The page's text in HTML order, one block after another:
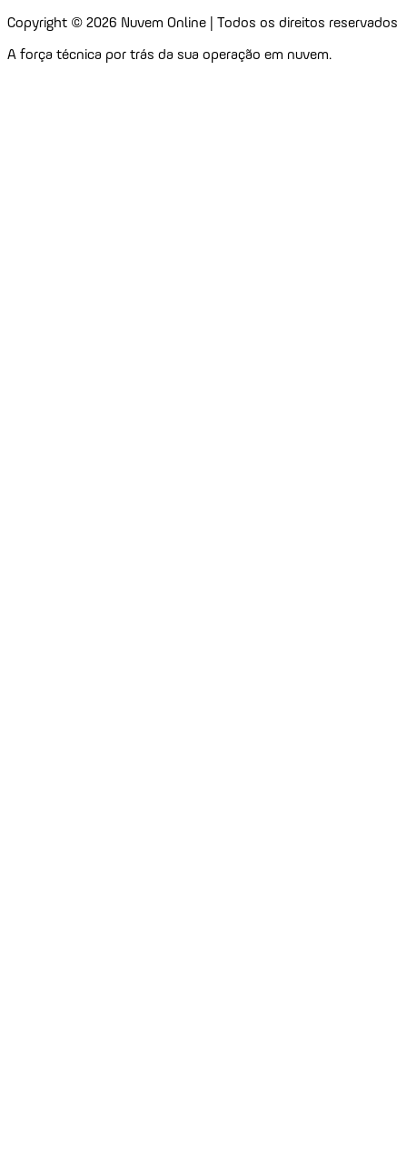
Copyright © 2026 Nuvem Online | Todos os direitos reservados
A força técnica por trás da sua operação em nuvem.